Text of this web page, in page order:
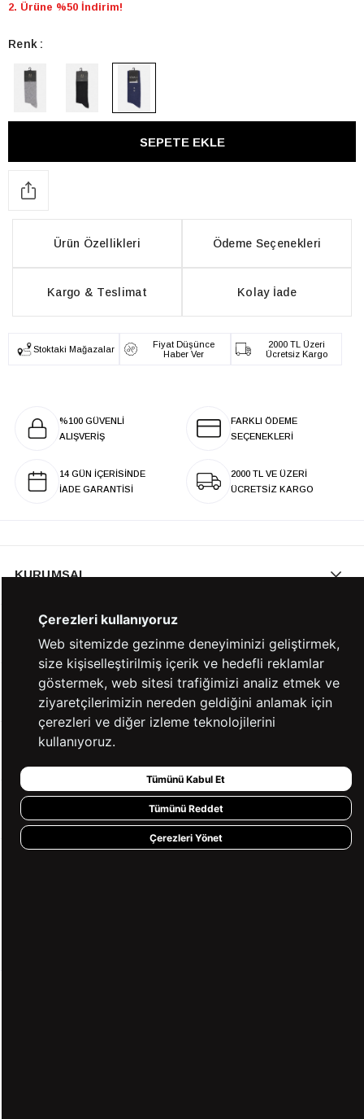
2. Ürüne %50 İndirim!
Renk
Ürün Özellikleri Ödeme Seçenekleri
Kargo & Teslimat Kolay İade
Stoktaki Mağazalar
Fiyat Düşünce
Haber Ver
2000 TL Üzeri
Ücretsiz Kargo
%100 GÜVENLİ
ALIŞVERİŞ
FARKLI ÖDEME
SEÇENEKLERİ
14 GÜN İÇERİSİNDE
İADE GARANTİSİ
2000 TL VE ÜZERİ
ÜCRETSİZ KARGO
KURUMSAL
YARDIM
BİZE ULAŞIN
Çerezleri kullanıyoruz
Web sitemizde gezinme deneyiminizi geliştirmek,
size kişiselleştirilmiş içerik ve hedefli reklamlar
göstermek, web sitesi trafiğimizi analiz etmek ve
ziyaretçilerimizin nereden geldiğini anlamak için
çerezleri ve diğer izleme teknolojilerini
kullanıyoruz.
Tümünü Kabul Et
Tümünü Reddet
Çerezleri Yönet